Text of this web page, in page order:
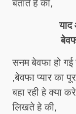
बताते हे की,
सनम बेवफा हो
,बेवफा प्यार का
बहा रही हे क्या
लिखते हे की,